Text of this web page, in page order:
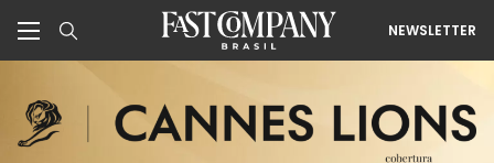
NEWSLETTER